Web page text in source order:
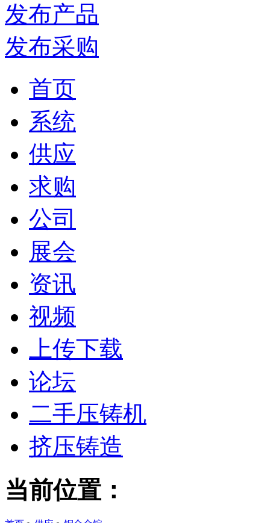
发布产品
发布采购
首页
系统
供应
求购
公司
展会
资讯
视频
上传下载
论坛
二手压铸机
挤压铸造
当前位置：